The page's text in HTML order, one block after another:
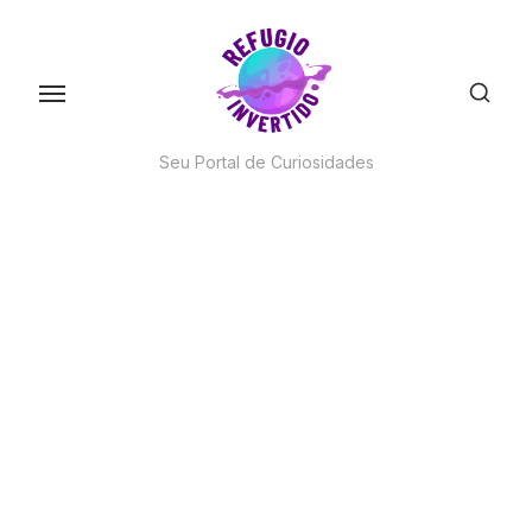
Seu Portal de Curiosidades